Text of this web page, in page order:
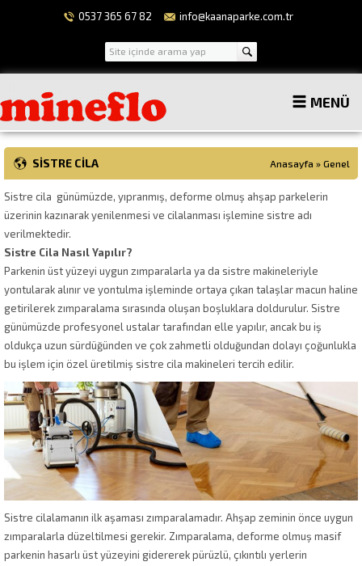
0537 365 67 82 info@kaanaparke.com.tr
MENÜ
SISTRE CILA Anasayfa » Genel
Sistre cila günümüzde, yıpranmış, deforme olmuş ahşap parkelerin
üzerinin kazınarak yenilenmesi ve cilalanması işlemine sistre adı
verilmektedir.
Sistre Cila Nasıl Yapılır?
Parkenin üst yüzeyi uygun zımparalarla ya da sistre makineleriyle
yontularak alınır ve yontulma işleminde ortaya çıkan talaşlar macun haline
getirilerek zımparalama sırasında oluşan boşluklara doldurulur. Sistre
günümüzde profesyonel ustalar tarafından elle yapılır, ancak bu iş
oldukça uzun sürdüğünden ve çok zahmetli olduğundan dolayı çoğunlukla
bu işlem için özel üretilmiş sistre cila makineleri tercih edilir.
Sistre cilalamanın ilk aşaması zımparalamadır. Ahşap zeminin önce uygun
zımparalarla düzeltilmesi gerekir. Zımparalama, deforme olmuş masif
parkenin hasarlı üst yüzeyini gidererek pürüzlü, çıkıntılı yerlerin